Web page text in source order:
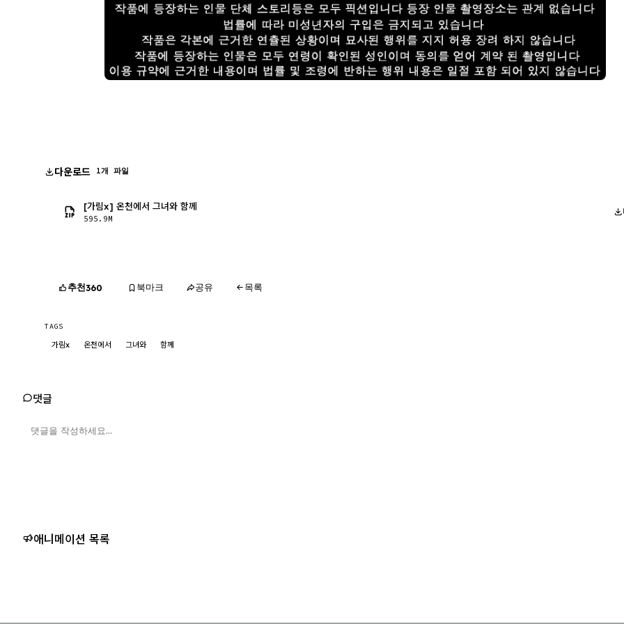
다운로드 1개 파일
[가림x] 온천에서 그녀와 함께
595.9M
추천360 북마크 공유 목록
TAGS
가림x 온천에서 그녀와 함께
댓글
애니메이션 목록